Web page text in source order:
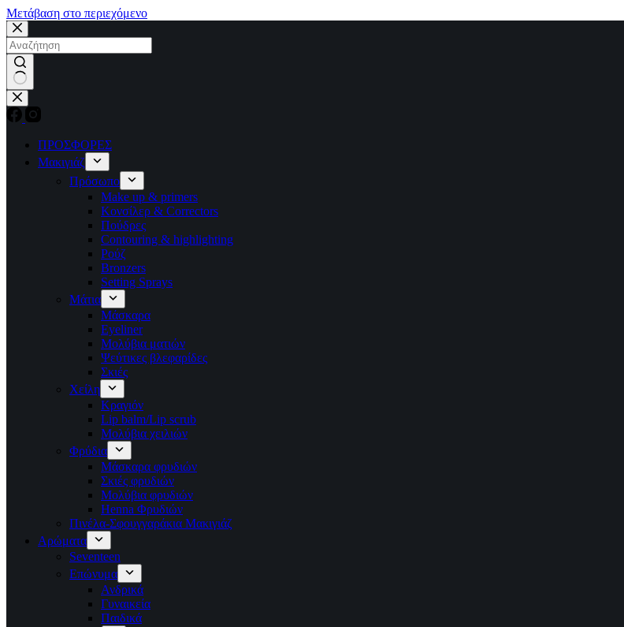
Μετάβαση στο περιεχόμενο
No
results
ΠΡΟΣΦΟΡΕΣ
Μακιγιάζ
Πρόσωπο
Make up & primers
Κονσίλερ & Correctors
Πούδρες
Contouring & highlighting
Ρούζ
Bronzers
Setting Sprays
Μάτια
Μάσκαρα
Eyeliner
Μολύβια ματιών
Ψεύτικες βλεφαρίδες
Σκιές
Χείλη
Κραγιόν
Lip balm/Lip scrub
Μολύβια χειλιών
Φρύδια
Μάσκαρα φρυδιών
Σκιές φρυδιών
Μολύβια φρυδιών
Henna Φρυδιών
Πινέλα-Σφουγγαράκια Μακιγιάζ
Αρώματα
Seventeen
Επώνυμα
Ανδρικά
Γυναικεία
Παιδικά